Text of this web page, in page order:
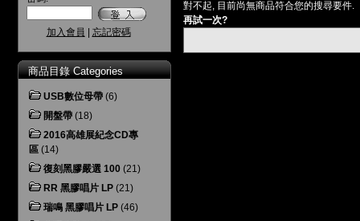
加入會員 忘記密碼
商品目錄 Categories
USB數位母帶 (6)
開盤帶 (18)
2016高雄展紀念CD專
區 (14)
復刻黑膠嚴選 100 (21)
RR 黑膠唱片 LP (21)
瑞鳴 黑膠唱片 LP (46)
對不起, 目前尚無商品符合您的搜尋要件.
再試一次?